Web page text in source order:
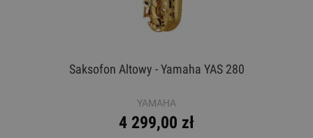
Saksofon Altowy - Yamaha YAS 280
YAMAHA
4 299,00 zł